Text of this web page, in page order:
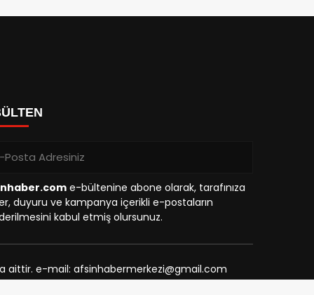
e-bültenine abone olarak, tarafınıza
duyuru ve kampanya içerikli e-postaların
kabul etmiş olursunuz.
aittir. e-mail: afsinhabermerkezi@gmail.com